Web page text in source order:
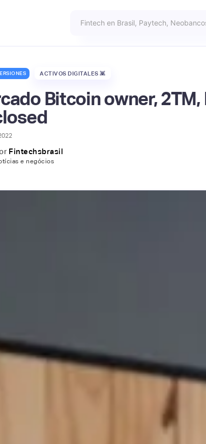
ACTIVOS DIGITALES 👾
Bitcoin owner,
Fintechsbrasil
e negócios